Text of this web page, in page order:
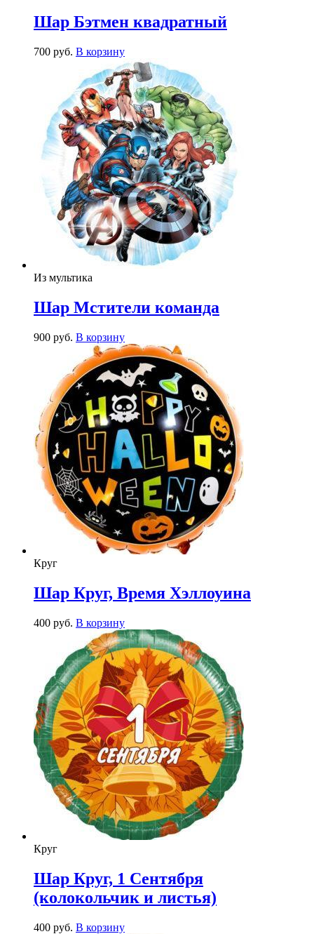
Шар Бэтмен квадратный
700 руб. В корзину
Из мультика
Шар Мстители команда
900 руб. В корзину
Круг
Шар Круг, Время Хэллоуина
400 руб. В корзину
Круг
Шар Круг, 1 Сентября
(колокольчик и листья)
400 руб. В корзину